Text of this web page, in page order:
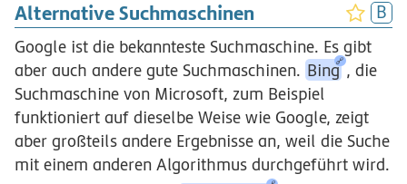
Alternative Suchmaschinen
Google ist die bekannteste Suchmaschine. Es gibt
aber auch andere gute Suchmaschinen. Bing , die
Suchmaschine von Microsoft, zum Beispiel
funktioniert auf dieselbe Weise wie Google, zeigt
aber großteils andere Ergebnisse an, weil die Suche
mit einem anderen Algorithmus durchgeführt wird.